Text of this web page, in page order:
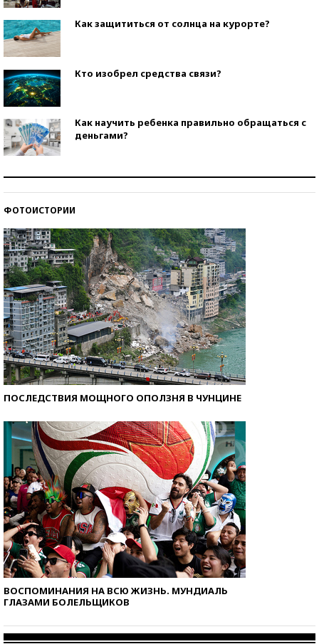
Как защититься от солнца на курорте?
Кто изобрел средства связи?
Как научить ребенка правильно обращаться с
деньгами?
ФОТОИСТОРИИ
ПОСЛЕДСТВИЯ МОЩНОГО ОПОЛЗНЯ В ЧУНЦИНЕ
ВОСПОМИНАНИЯ НА ВСЮ ЖИЗНЬ. МУНДИАЛЬ
ГЛАЗАМИ БОЛЕЛЬЩИКОВ